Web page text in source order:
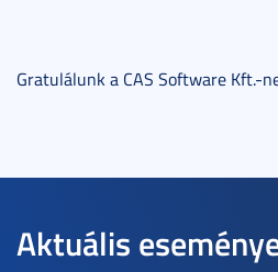
Gratulálunk a CAS Software Kft.-
Aktuális